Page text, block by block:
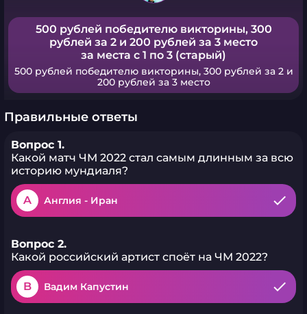
500 рублей победителю викторины, 300
рублей за 2 и 200 рублей за 3 место
за места с 1 по 3 (старый)
500 рублей победителю викторины, 300 рублей за 2 и
200 рублей за 3 место
Правильные ответы
Вопрос 1.
Какой матч ЧМ 2022 стал самым длинным за всю
историю мундиаля?
A Англия - Иран
Вопрос 2.
Какой российский артист споёт на ЧМ 2022?
B Вадим Капустин